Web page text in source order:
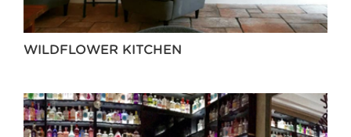
WILDFLOWER KITCHEN